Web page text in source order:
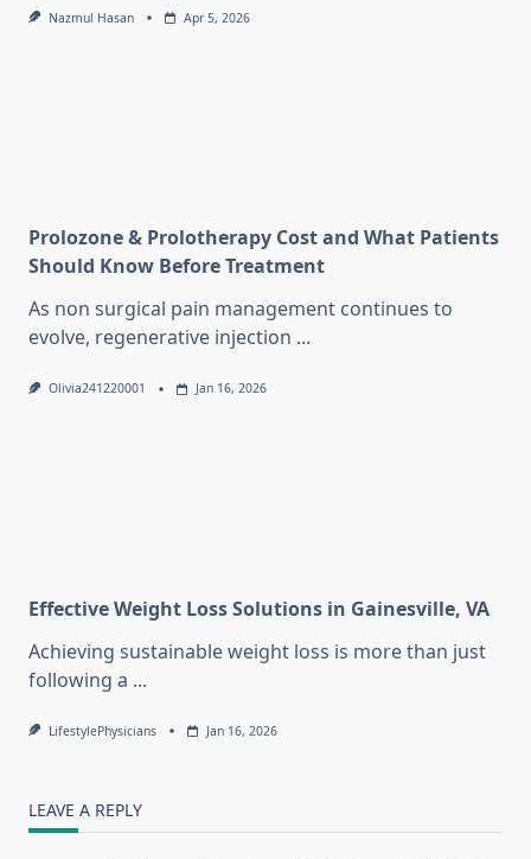
Nazmul Hasan Apr 5, 2026
Prolozone & Prolotherapy Cost and What Patients
Should Know Before Treatment
As non surgical pain management continues to
evolve, regenerative injection ...
Olivia241220001 Jan 16, 2026
Effective Weight Loss Solutions in Gainesville, VA
Achieving sustainable weight loss is more than just
following a ...
LifestylePhysicians Jan 16, 2026
LEAVE A REPLY